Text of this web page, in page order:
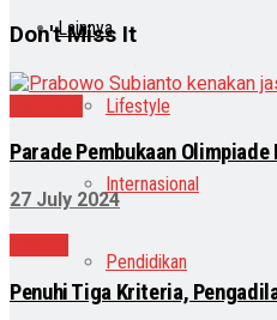
Lainnya
Lifestyle
Internasional
Pendidikan
Don't Miss It
Parade Pembukaan
27 July 2024
Penuhi Tiga Kriteria,